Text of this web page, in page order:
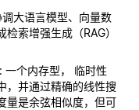
大语言模型、向量数
索增强生成（RAG）
: 一个内存型， 临时性
，并通过精确的线性搜
量是余弦相似度，但可